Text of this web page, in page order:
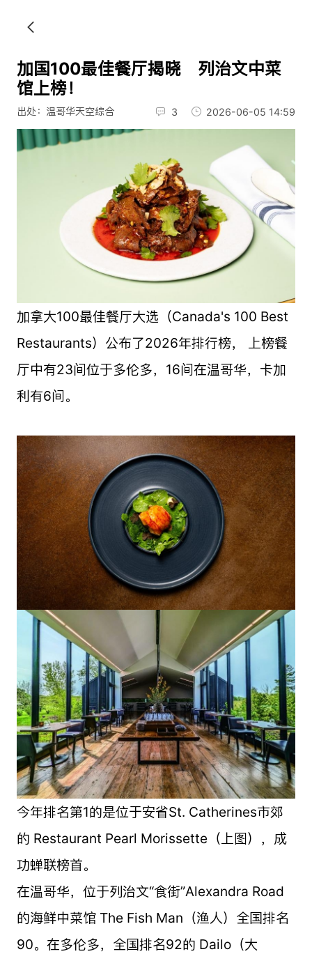
加国100最佳餐厅揭晓 列治文中菜
馆上榜！
出处：温哥华天空综合 3 2026-06-05 14:59
加拿大100最佳餐厅大选（Canada's 100 Best
Restaurants）公布了2026年排行榜， 上榜餐
厅中有23间位于多伦多，16间在温哥华，卡加
利有6间。
今年排名第1的是位于安省St. Catherines市郊
的 Restaurant Pearl Morissette（上图），成
功蝉联榜首。
在温哥华，位于列治文“食街”Alexandra Road
的海鲜中菜馆 The Fish Man（渔人）全国排名
90。在多伦多，全国排名92的 Dailo（大